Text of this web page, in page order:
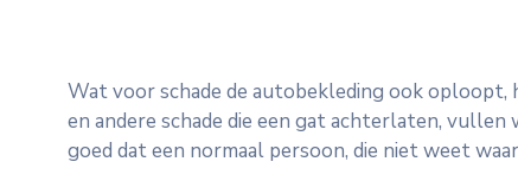
Wat voor schade de autobekleding ook oploopt,
en andere schade die een gat achterlaten,
goed dat een normaal persoon, die niet weet